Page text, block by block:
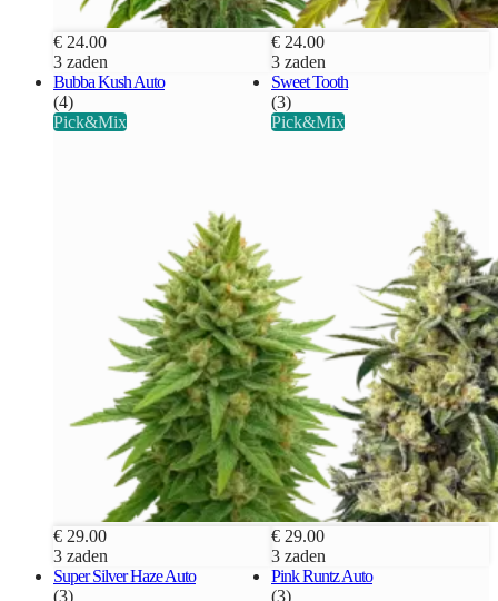
€ 24.00
3 zaden
€ 24.00
3 zaden
Bubba Kush Auto
(4)
Pick&Mix
€ 29.00
3 zaden
Sweet Tooth
(3)
Pick&Mix
€ 29.00
3 zaden
Super Silver Haze Auto
(3)
Pink Runtz Auto
(3)